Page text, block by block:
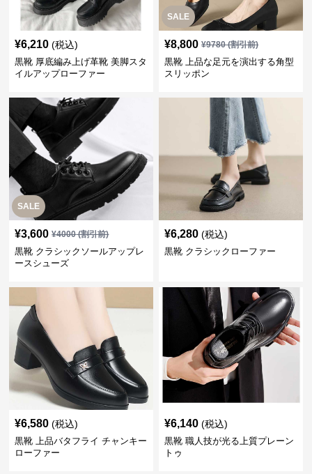
¥6,210 (税込)
黒靴 厚底編み上げ革靴 美脚スタ
イルアップローファー
SALE
¥8,800 ¥9780(割引前)
黒靴 上品な足元を演出する角型
スリッポン
SALE
¥3,600 ¥4000(割引前)
黒靴 クラシックソールアップレ
ースシューズ
¥6,280 (税込)
黒靴 クラシックローファー
¥6,580 (税込)
黒靴 上品バタフライ チャンキー
ローファー
¥6,140 (税込)
黒靴 職人技が光る上質プレーン
トゥ